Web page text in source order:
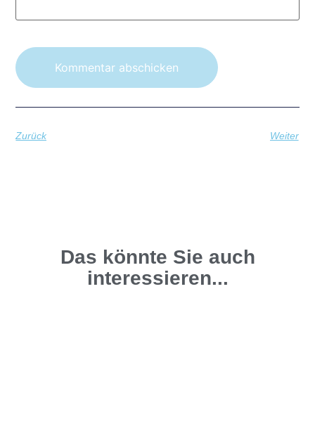
Zurück Weiter
Das könnte Sie auch
interessieren...